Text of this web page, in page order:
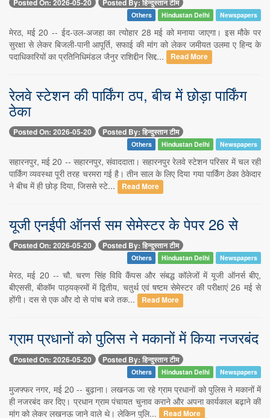
Posted On: 2026-05-20 Posted By: हिन्दुस्तान टीम
Others Hindustan Delhi Newspapers
मेरठ, मई 20 -- ईद-उल-अजहा का त्योहार 28 मई को मनाया जाएगा। इस मौके पर
सुरक्षा से लेकर बिजली-पानी आपूर्ति, सफाई की मांग को लेकर जमीयत उलमा ए हिन्द के
पदाधिकारियों का प्रतिनिधिमंडल जैनुर राशिद्दीन सिद्द...
Read More
रेलवे स्टेशन की पार्किंग ठप, बीच में छोड़ा पार्किंग
ठेका
Posted On: 2026-05-20 Posted By: हिन्दुस्तान टीम
Others Hindustan Delhi Newspapers
सहारनपुर, मई 20 -- सहारनपुर, संवाददाता। सहारनपुर रेलवे स्टेशन परिसर में चल रही
पार्किंग व्यवस्था पूरी तरह चरमरा गई है। तीन साल के लिए दिया गया पार्किंग ठेका ठेकेदार
ने बीच में ही छोड़ दिया, जिससे स्टे...
Read More
यूजी एनईपी ऑनर्स सम सेमेस्टर के पेपर 26 से
Posted On: 2026-05-20 Posted By: हिन्दुस्तान टीम
Others Hindustan Delhi Newspapers
मेरठ, मई 20 -- चौ. चरण सिंह विवि कैंपस और संबद्ध कॉलेजों में यूजी ऑनर्स बीए,
बीएससी, बीकॉम पाठ्यक्रमों में द्वितीय, चतुर्थ एवं षष्टम सेमेस्टर की परीक्षाएं 26 मई से
होंगी। दस से एक और दो से पांच बजे तक...
Read More
ग्राम प्रधानों को पुलिस ने मकानों में किया नजरबंद
Posted On: 2026-05-20 Posted By: हिन्दुस्तान टीम
Others Hindustan Delhi Newspapers
मुजफ्फर नगर, मई 20 -- बुढ़ाना। लखनऊ जा रहे ग्राम प्रधानों को पुलिस ने मकानों में
ही नजरबंद कर दिए। प्रधान ग्राम पंचायत चुनाव कराने और अपना कार्यकाल बढ़ाने की
मांग को लेकर लखनऊ जाने वाले थे। लेकिन पुलि...
Read More